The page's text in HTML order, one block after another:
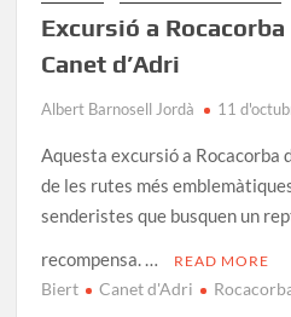
Excursió a
Canet d’Adri
Albert Barnosell Jordà 11
Aquesta excursió a Rocacorba
de les rutes més
senderistes que busquen un
recompensa. …
READ MORE
Biert Canet d'Adri